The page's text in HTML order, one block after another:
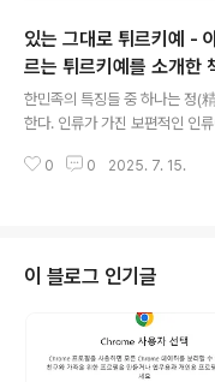
떠올랐다. 예수가 십자가형을 당
던 마태, 마가, 누가, 요한 중에서
야기를 누가복음에만 있는데,
디의 지적은 어느 정도 타당성
虎)라는 말을 굳이 가져다 붙인
니라고 하면, 아닐 수도 있는 것
있는 그대로 튀르키예 -
르는 튀르키예를 소개한
한민족의 특징들 중 하나는 정(
한다. 인류가 가진 보편적인 인
우리를 도와준 나라들에 대해서
e)로 바꾸었다. 서양에서 칠면
이름으로 인한 국가 이미지 개선
하였고, 이에 가장 적극적으로
국인이라고 한다. 아무튼 이렇
키예이지만, 우리나라로부터는
0 0 2025. 7. 15.
이 블로그 인기글